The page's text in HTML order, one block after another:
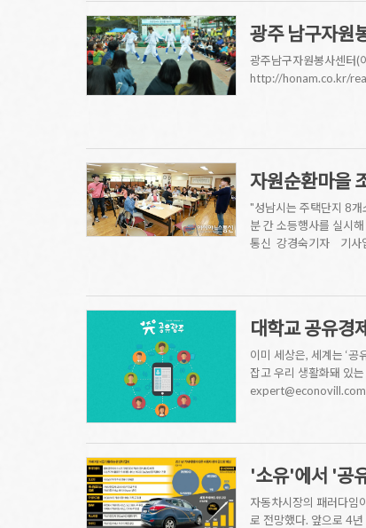
광주 남구자원
광주남구자원봉사센터(
http://honam.co.kr/
자원순환마을
"성남시는 주택단지 8개
분 간 소등행사를 실
통신 강경숙기자 기사
대학교 공유경
이미 세상은, 세계는 ‘공
잡고 우리 생활화돼 있
'소유'에서 '공
자동차시장의 패러다임
로 전망했다. 앞으로 4